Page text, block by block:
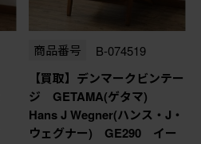
商品番号 B-074519
【買取】デンマークビンテー
ジ GETAMA(ゲタマ)
Hans J Wegner(ハンス・J・
ウェグナー) GE290 イー